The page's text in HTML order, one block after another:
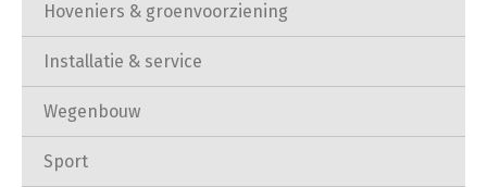
Hoveniers & groenvoorziening
Installatie & service
Wegenbouw
Sport